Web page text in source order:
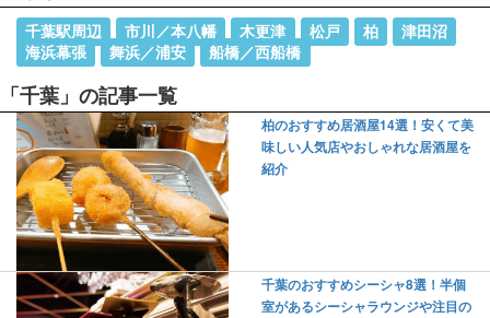
千葉駅周辺 市川／本八幡 木更津 松戸 柏
津田沼
海浜幕張
舞浜／浦安 船橋／西船橋
「千葉」の記事一覧
柏のおすすめ居酒屋14選！安くて美
味しい人気店やおしゃれな居酒屋を
紹介
千葉のおすすめシーシャ8選！半個
室があるシーシャラウンジや注目の